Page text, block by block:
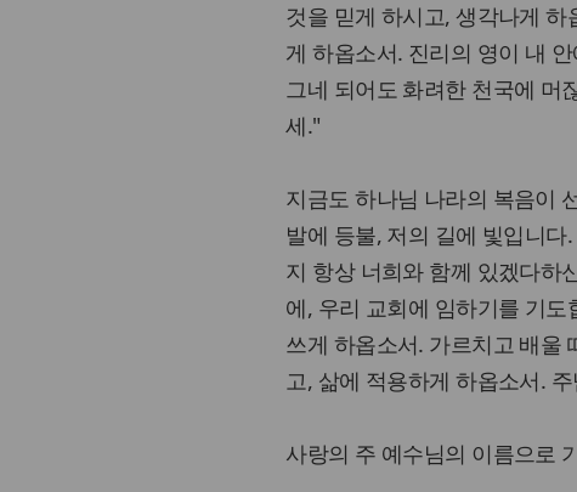
것을 믿게 하시고, 생각나게
게 하옵소서. 진리의 영이 내
그네 되어도 화려한 천국에 머
세."
지금도 하나님 나라의 복음이
발에 등불, 저의 길에 빛입니
지 항상 너희와 함께 있겠다하
에, 우리 교회에 임하기를 기
쓰게 하옵소서. 가르치고 배울
고, 삶에 적용하게 하옵소서.
사랑의 주 예수님의 이름으로